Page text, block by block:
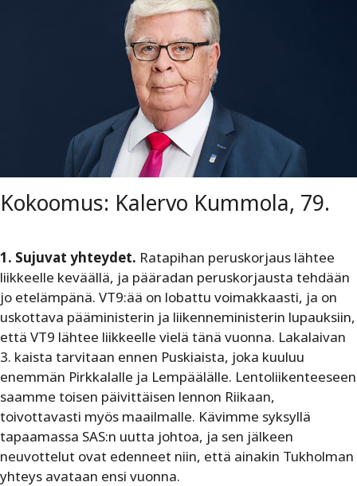
Kokoomus: Kalervo Kummola, 79.
1. Sujuvat yhteydet. Ratapihan peruskorjaus lähtee
liikkeelle keväällä, ja pääradan peruskorjausta tehdään
jo etelämpänä. VT9:ää on lobattu voimakkaasti, ja on
uskottava pääministerin ja liikenneministerin lupauksiin,
että VT9 lähtee liikkeelle vielä tänä vuonna. Lakalaivan
3. kaista tarvitaan ennen Puskiaista, joka kuuluu
enemmän Pirkkalalle ja Lempäälälle. Lentoliikenteeseen
saamme toisen päivittäisen lennon Riikaan,
toivottavasti myös maailmalle. Kävimme syksyllä
tapaamassa SAS:n uutta johtoa, ja sen jälkeen
neuvottelut ovat edenneet niin, että ainakin Tukholman
yhteys avataan ensi vuonna.